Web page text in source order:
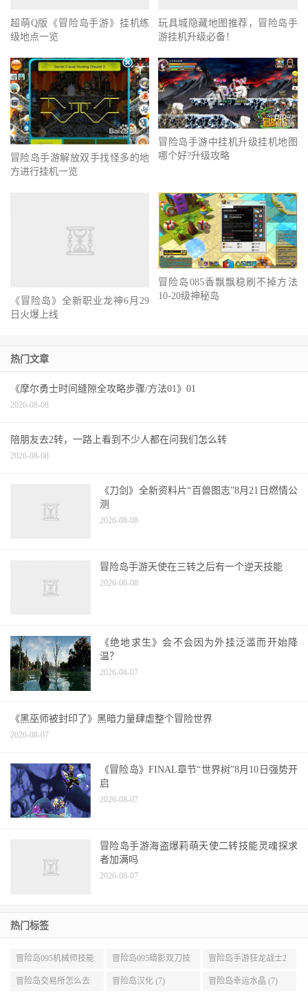
超萌Q版《冒险岛手游》挂机练
级地点一览
玩具城隐藏地图推荐，冒险岛手
游挂机升级必备！
冒险岛手游解放双手找怪多的地
方进行挂机一览
冒险岛手游中挂机升级挂机地图
哪个好?升级攻略
《冒险岛》全新职业龙神6月29
日火爆上线
冒险岛085香飘飘稳刷不掉方法
10-20级神秘岛
热门文章
《摩尔勇士时间缝隙全攻略步骤/方法01》01
2026-08-08
陪朋友去2转，一路上看到不少人都在问我们怎么转
2026-08-08
《刀剑》全新资料片“百兽图志”8月21日燃情公
测
2026-08-08
冒险岛手游天使在三转之后有一个逆天技能
2026-08-08
《绝地求生》会不会因为外挂泛滥而开始降
温？
2026-08-07
《黑巫师被封印了》黑暗力量肆虐整个冒险世界
2026-08-07
《冒险岛》FINAL章节“世界树”8月10日强势开
启
2026-08-07
冒险岛手游海盗爆莉萌天使二转技能灵魂探求
者加满吗
2026-08-07
热门标签
冒险岛095机械师技能
展示 (9)
冒险岛095暗影双刀技
能加点 (9)
冒险岛手游狂龙战士2
转 (9)
冒险岛交易所怎么去 冒险岛汉化 (7) 冒险岛幸运水晶 (7)